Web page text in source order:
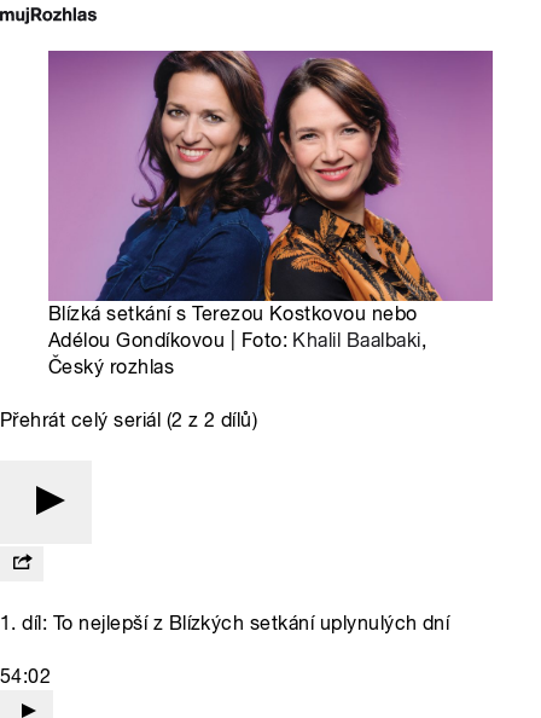
Blízká setkání s Terezou Kostkovou nebo
Adélou Gondíkovou | Foto: Khalil Baalbaki,
Český rozhlas
Přehrát celý seriál (2 z 2 dílů)
1. díl: To nejlepší z Blízkých setkání uplynulých dní
54:02